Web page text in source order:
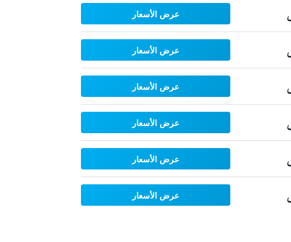
عرض الأسعار
عرض الأسعار
عرض الأسعار
عرض الأسعار
عرض الأسعار
عرض الأسعار